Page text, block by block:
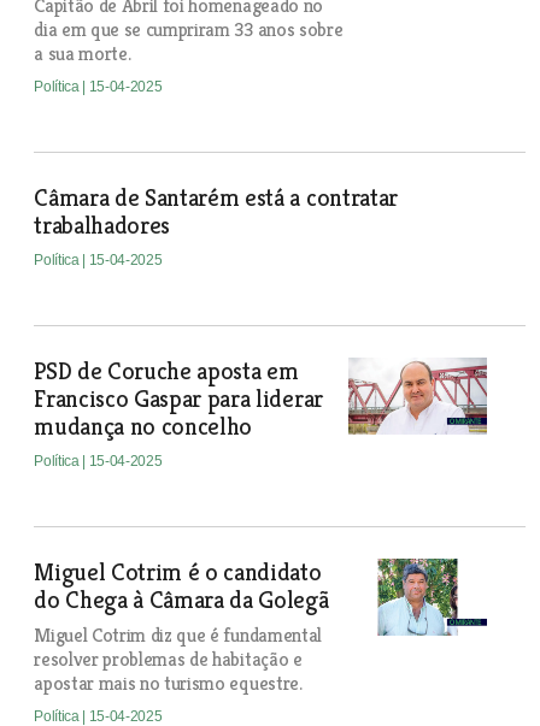
Capitão de Abril foi homenageado no
dia em que se cumpriram 33 anos sobre
a sua morte.
Política | 15-04-2025
Câmara de Santarém está a contratar
trabalhadores
Política | 15-04-2025
PSD de Coruche aposta em
Francisco Gaspar para liderar
mudança no concelho
Política | 15-04-2025
Miguel Cotrim é o candidato
do Chega à Câmara da Golegã
Miguel Cotrim diz que é fundamental
resolver problemas de habitação e
apostar mais no turismo equestre.
Política | 15-04-2025